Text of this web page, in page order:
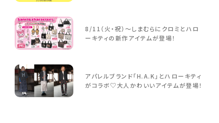
8/11（火・祝）～しまむらにクロミとハロ
ーキティの新作アイテムが登場！
アパレルブランド「H.A.K」とハローキティ
がコラボ♡大人かわいいアイテムが登場！